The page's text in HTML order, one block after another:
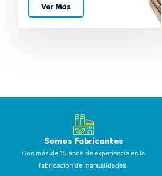
Ver Más
Somos Fabricantes
Con más de 15 años de experiencia en la
fabricación de manualidades.